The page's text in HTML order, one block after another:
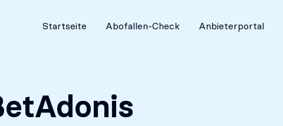
Startseite Abofallen-Check Anbieterportal